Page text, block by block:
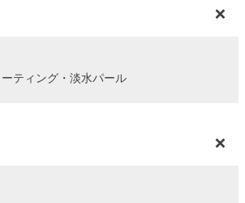
ティング・淡水パール